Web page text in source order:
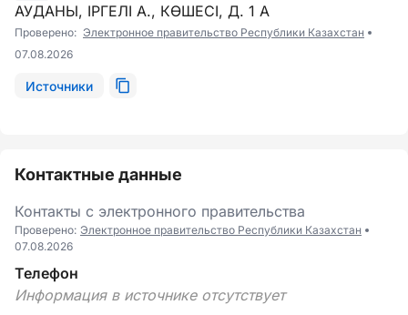
АУДАНЫ, ІРГЕЛІ А., КӨШЕСІ, Д. 1 А
Проверено: Электронное правительство Республики Казахстан
07.08.2026
Источники
Контактные данные
Контакты с электронного правительства
Проверено: Электронное правительство Республики Казахстан
07.08.2026
Телефон
Информация в источнике отсутствует